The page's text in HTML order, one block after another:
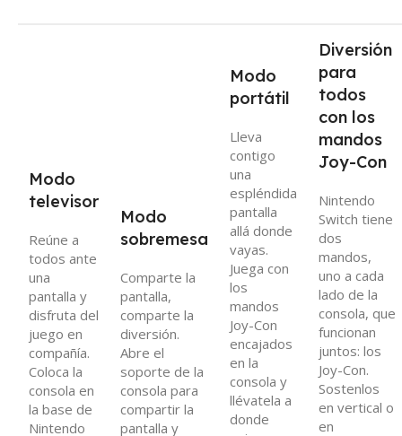
Modo
televisor
Reúne a
todos ante
una
pantalla y
disfruta del
juego en
compañía.
Coloca la
consola en
la base de
Nintendo
Modo
sobremesa
Comparte la
pantalla,
comparte la
diversión.
Abre el
soporte de la
consola para
compartir la
pantalla y
Modo
portátil
Lleva
contigo
una
espléndida
pantalla
allá donde
vayas.
Juega con
los
mandos
Joy-Con
encajados
en la
consola y
llévatela a
donde
Diversión
para
todos
con los
mandos
Joy-Con
Nintendo
Switch tiene
dos
mandos,
uno a cada
lado de la
consola, que
funcionan
juntos: los
Joy-Con.
Sostenlos
en vertical o
en